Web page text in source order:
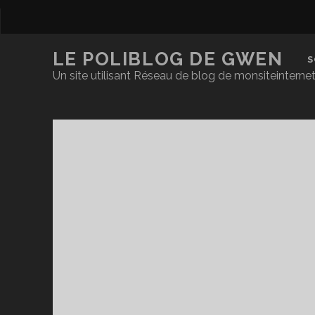
LE POLIBLOG DE GWEN
Un site utilisant Réseau de blog de